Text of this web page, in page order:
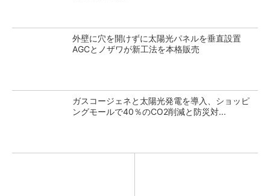
外壁に穴を開けずに太陽光パネルを垂直設置
AGCとノザワが新工法を本格販売
ガスコージェネと太陽光発電を導入、ショッピ
ングモールで40％のCO2削減と防災対...